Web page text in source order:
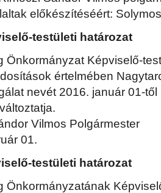
előkészítéséért:
testületi határozat
Önkormányzat Képviselő-
értelmében
nevét 2016. január 01-
Vilmos Polgármester
01.
testületi határozat
Önkormányzatának